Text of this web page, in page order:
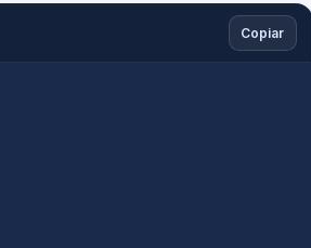
Copiar